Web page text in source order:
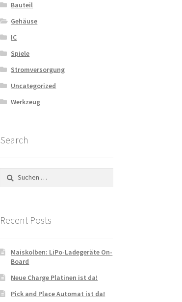
Bauteil
Gehäuse
IC
Spiele
Stromversorgung
Uncategorized
Werkzeug
Search
Suchen
nach:
Recent Posts
Maiskolben: LiPo-Ladegeräte On-
Board
Neue Charge Platinen ist da!
Pick and Place Automat ist da!